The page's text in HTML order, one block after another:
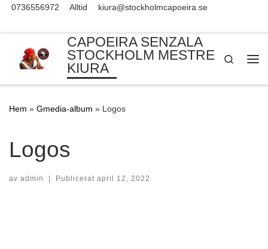
0736556972 Alltid kiura@stockholmcapoeira.se
CAPOEIRA SENZALA
STOCKHOLM MESTRE
KIURA
Search
Hem » Gmedia-album » Logos
Logos
av admin | Publicerat april 12, 2022